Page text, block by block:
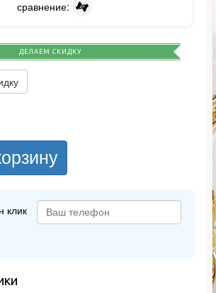
сравнение:
ДЕЛАЕМ СКИДКУ
клик